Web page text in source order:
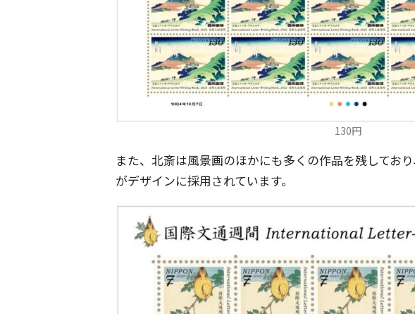
130円
また、北斎は風景画のほかにも多くの作品を残してお
がデザインに採用されています。